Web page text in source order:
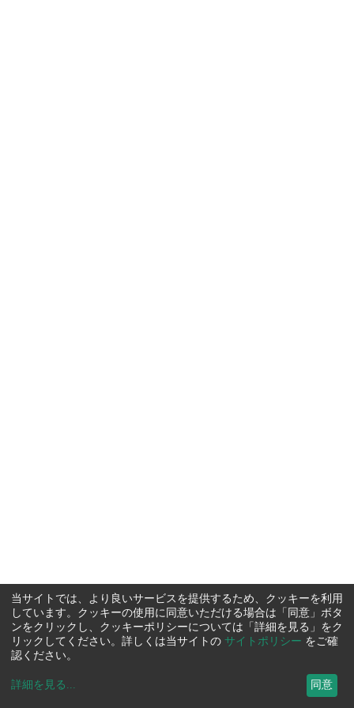
当サイトでは、より良いサービスを提供するため、クッキーを利用
しています。クッキーの使用に同意いただける場合は「同意」ボタ
ンをクリックし、クッキーポリシーについては「詳細を見る」をク
リックしてください。詳しくは当サイトの サイトポリシー をご確
認ください。
詳細を見る ... 同意